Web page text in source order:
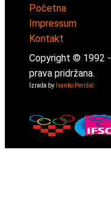
Početna
Impressum
Kontakt
Copyright © 1992 -
prava pridržana.
Izrada by Ivanko Perišić